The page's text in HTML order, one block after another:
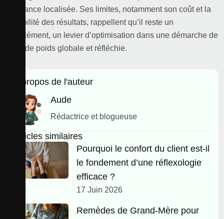
résistance localisée. Ses limites, notamment son coût et la
variabilité des résultats, rappellent qu’il reste un
complément, un levier d’optimisation dans une démarche de
perte de poids globale et réfléchie.
À propos de l'auteur
Aude
Rédactrice et blogueuse
Articles similaires
Pourquoi le confort du client est-il
le fondement d’une réflexologie
efficace ?
17 Juin 2026
Remèdes de Grand-Mère pour